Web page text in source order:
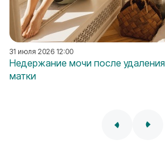
31 июля 2026 12:00
Недержание мочи после удаления
матки